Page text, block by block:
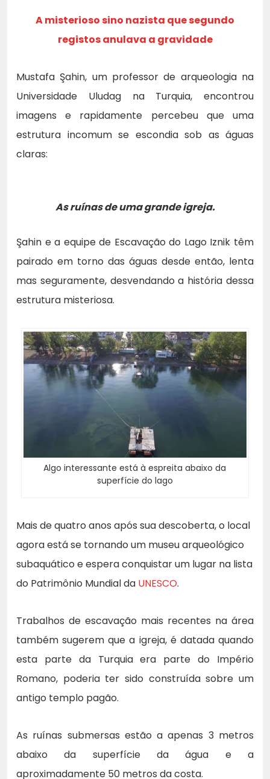
A misterioso sino nazista que segundo
registos anulava a gravidade
Mustafa Şahin, um professor de arqueologia na
Universidade Uludag na Turquia, encontrou
imagens e rapidamente percebeu que uma
estrutura incomum se escondia sob as águas
claras:
As ruínas de uma grande igreja.
Şahin e a equipe de Escavação do Lago Iznik têm
pairado em torno das águas desde então, lenta
mas seguramente, desvendando a história dessa
estrutura misteriosa.
Algo interessante está à espreita abaixo da
superfície do lago
Mais de quatro anos após sua descoberta, o local
agora está se tornando um museu arqueológico
subaquático e espera conquistar um lugar na lista
do Patrimônio Mundial da UNESCO.
Trabalhos de escavação mais recentes na área
também sugerem que a igreja, é datada quando
esta parte da Turquia era parte do Império
Romano, poderia ter sido construída sobre um
antigo templo pagão.
As ruínas submersas estão a apenas 3 metros
abaixo da superfície da água e a
aproximadamente 50 metros da costa.